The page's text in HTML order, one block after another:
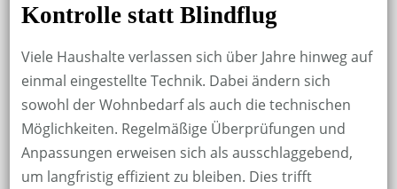
Kontrolle statt Blindflug
Viele Haushalte verlassen sich über Jahre hinweg auf
einmal eingestellte Technik. Dabei ändern sich
sowohl der Wohnbedarf als auch die technischen
Möglichkeiten. Regelmäßige Überprüfungen und
Anpassungen erweisen sich als ausschlaggebend,
um langfristig effizient zu bleiben. Dies trifft